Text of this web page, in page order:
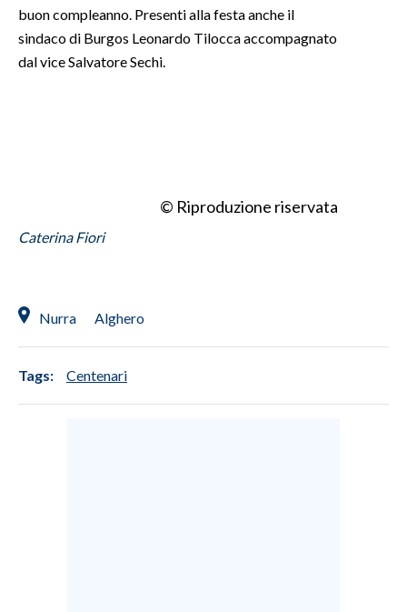
#CARAUNIONE
ANNUNCI
SPIAGGE
STORE
buon compleanno. Presenti alla festa anche il
sindaco di Burgos Leonardo Tilocca accompagnato
dal vice Salvatore Sechi.
© Riproduzione riservata
Caterina Fiori
Nurra Alghero
Tags: Centenari